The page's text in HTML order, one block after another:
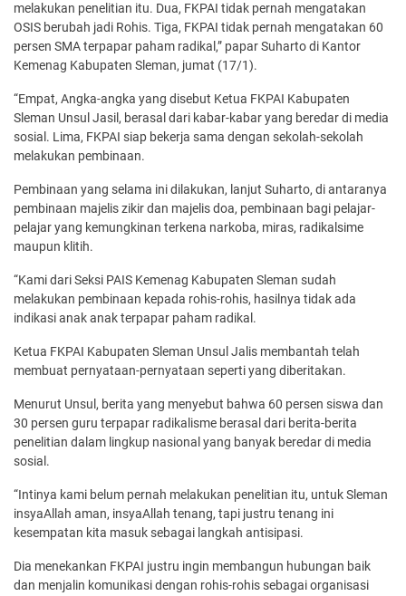
melakukan penelitian itu. Dua, FKPAI tidak pernah mengatakan
OSIS berubah jadi Rohis. Tiga, FKPAI tidak pernah mengatakan 60
persen SMA terpapar paham radikal,” papar Suharto di Kantor
Kemenag Kabupaten Sleman, jumat (17/1).
“Empat, Angka-angka yang disebut Ketua FKPAI Kabupaten
Sleman Unsul Jasil, berasal dari kabar-kabar yang beredar di media
sosial. Lima, FKPAI siap bekerja sama dengan sekolah-sekolah
melakukan pembinaan.
Pembinaan yang selama ini dilakukan, lanjut Suharto, di antaranya
pembinaan majelis zikir dan majelis doa, pembinaan bagi pelajar-
pelajar yang kemungkinan terkena narkoba, miras, radikalsime
maupun klitih.
“Kami dari Seksi PAIS Kemenag Kabupaten Sleman sudah
melakukan pembinaan kepada rohis-rohis, hasilnya tidak ada
indikasi anak anak terpapar paham radikal.
Ketua FKPAI Kabupaten Sleman Unsul Jalis membantah telah
membuat pernyataan-pernyataan seperti yang diberitakan.
Menurut Unsul, berita yang menyebut bahwa 60 persen siswa dan
30 persen guru terpapar radikalisme berasal dari berita-berita
penelitian dalam lingkup nasional yang banyak beredar di media
sosial.
“Intinya kami belum pernah melakukan penelitian itu, untuk Sleman
insyaAllah aman, insyaAllah tenang, tapi justru tenang ini
kesempatan kita masuk sebagai langkah antisipasi.
Dia menekankan FKPAI justru ingin membangun hubungan baik
dan menjalin komunikasi dengan rohis-rohis sebagai organisasi